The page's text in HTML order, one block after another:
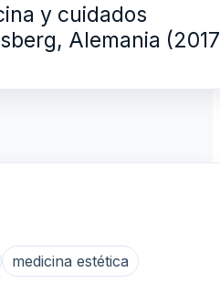
y cuidados
Alemania
medicina estética